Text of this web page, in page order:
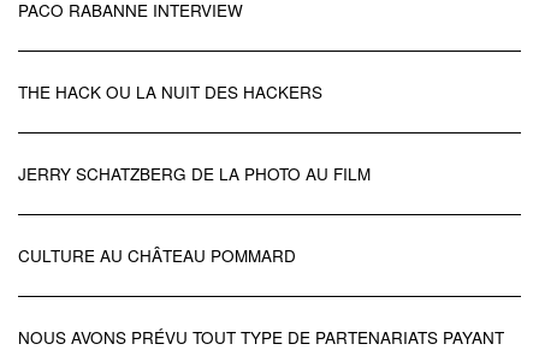
PACO RABANNE INTERVIEW
THE HACK OU LA NUIT DES HACKERS
JERRY SCHATZBERG DE LA PHOTO AU FILM
CULTURE AU CHÂTEAU POMMARD
NOUS AVONS PRÉVU TOUT TYPE DE PARTENARIATS PAYANT